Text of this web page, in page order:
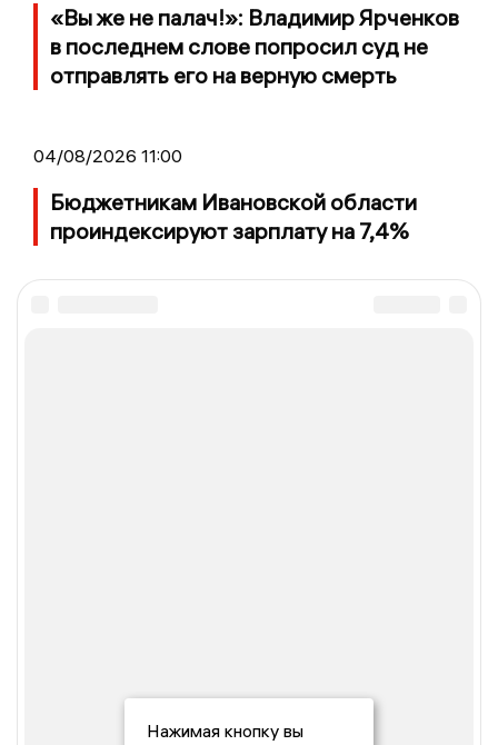
«Вы же не палач!»: Владимир Ярченков
в последнем слове попросил суд не
отправлять его на верную смерть
04/08/2026 11:00
Бюджетникам Ивановской области
проиндексируют зарплату на 7,4%
Нажимая кнопку вы